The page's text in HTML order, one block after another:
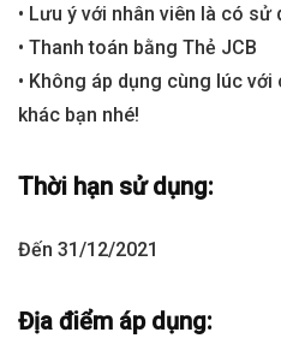
• Lưu ý với nhân viên là có sử
• Thanh toán bằng Thẻ JCB
• Không áp dụng cùng lúc
khác bạn nhé!
Thời hạn sử dụng:
Đến 31/12/2021
Địa điểm áp dụng: